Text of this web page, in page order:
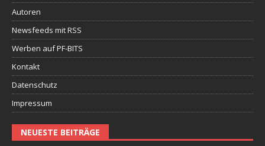
Autoren
Newsfeeds mit RSS
Werben auf PF-BITS
Kontakt
Datenschutz
Impressum
NEUESTE BEITRÄGE